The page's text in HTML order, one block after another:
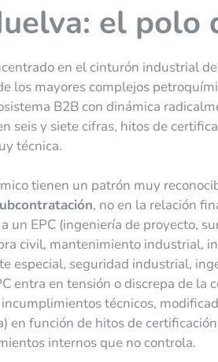
el
en el cinturón industrial
los mayores complejos
B2B con dinámica
seis y siete cifras, hitos de
técnica.
tienen un patrón muy
, no en la relación
un EPC (ingeniería de proyecto,
civil, mantenimiento industrial,
especial, seguridad industrial,
entra en tensión o discrepa de
técnicos,
en función de hitos de
internos que no controla.